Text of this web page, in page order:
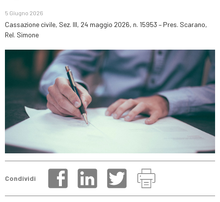
5 Giugno 2026
Cassazione civile, Sez. III, 24 maggio 2026, n. 15953 – Pres. Scarano,
Rel. Simone
Condividi